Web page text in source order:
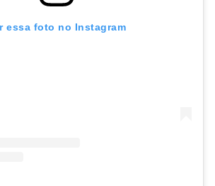
essa foto no Instagram